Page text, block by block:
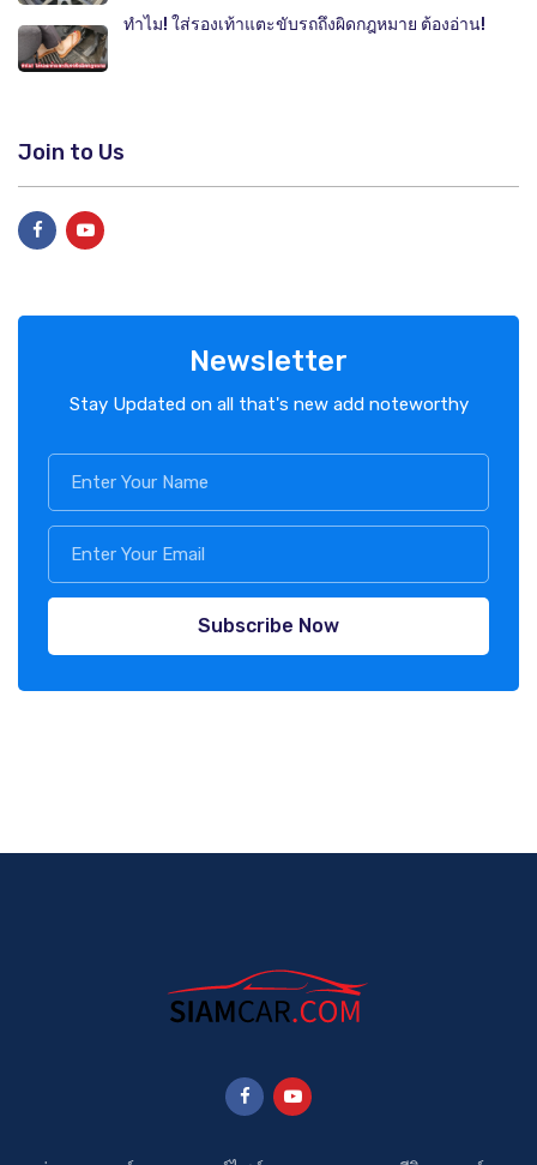
ทำไม! ใส่รองเท้าแตะขับรถถึงผิดกฎหมาย ต้องอ่าน!
Join to Us
Newsletter
Stay Updated on all that's new add noteworthy
Subscribe Now